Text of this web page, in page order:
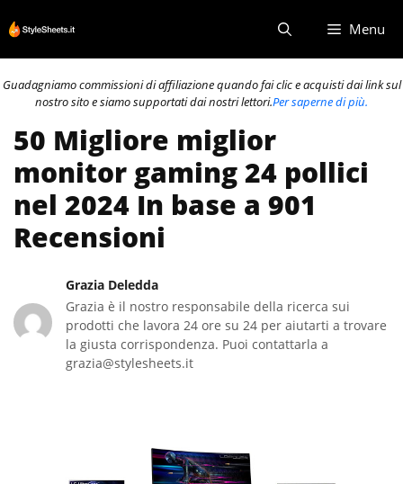
al
contenuto
Menu
Guadagniamo commissioni di affiliazione quando fai clic e acquisti dai link sul
nostro sito e siamo supportati dai nostri lettori.Per saperne di più.
50 Migliore miglior
monitor gaming 24 pollici
nel 2024 In base a 901
Recensioni
Grazia Deledda
Grazia è il nostro responsabile della ricerca sui
prodotti che lavora 24 ore su 24 per aiutarti a trovare
la giusta corrispondenza. Puoi contattarla a
grazia@stylesheets.it